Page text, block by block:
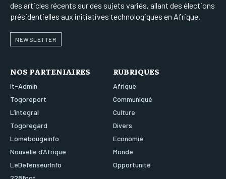
des articles récents sur des sujets variés, allant des élections
présidentielles aux initiatives technologiques en Afrique.
NEWSLETTER
NOS PARTENIAIRES
It-Admin
Togoreport
L’integral
Togoregard
Lomebougeinfo
Nouvelle d’Afrique
LeDefenseurInfo
RUBRIQUES
Afrique
Communiqué
Culture
Divers
Economie
Monde
Opportunité